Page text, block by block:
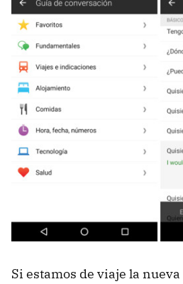
Si estamos de viaje la nueva